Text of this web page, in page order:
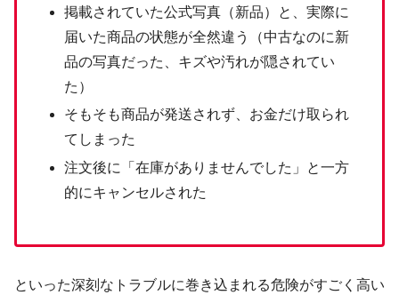
掲載されていた公式写真（新品）と、実際に
届いた商品の状態が全然違う（中古なのに新
品の写真だった、キズや汚れが隠されてい
た）
そもそも商品が発送されず、お金だけ取られ
てしまった
注文後に「在庫がありませんでした」と一方
的にキャンセルされた
といった深刻なトラブルに巻き込まれる危険がすごく高い